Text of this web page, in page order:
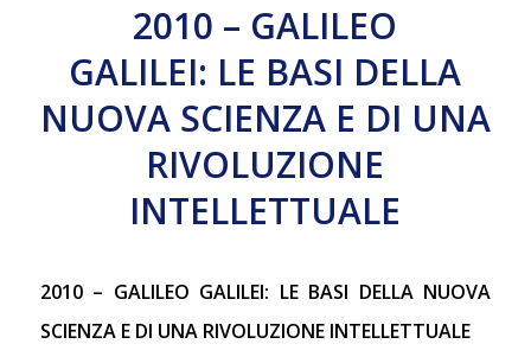
2010 – GALILEO
GALILEI: LE BASI DELLA
NUOVA SCIENZA E DI UNA
RIVOLUZIONE
INTELLETTUALE
2010 – GALILEO GALILEI: LE BASI DELLA NUOVA
SCIENZA E DI UNA RIVOLUZIONE INTELLETTUALE